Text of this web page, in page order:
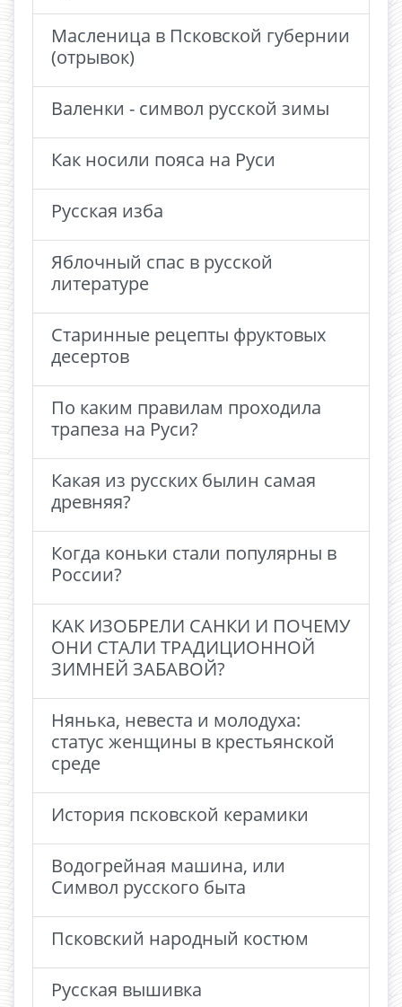
Масленица в Псковской губернии
(отрывок)
Валенки - символ русской зимы
Как носили пояса на Руси
Русская изба
Яблочный спас в русской
литературе
Старинные рецепты фруктовых
десертов
По каким правилам проходила
трапеза на Руси?
Какая из русских былин самая
древняя?
Когда коньки стали популярны в
России?
КАК ИЗОБРЕЛИ САНКИ И ПОЧЕМУ
ОНИ СТАЛИ ТРАДИЦИОННОЙ
ЗИМНЕЙ ЗАБАВОЙ?
Нянька, невеста и молодуха:
статус женщины в крестьянской
среде
История псковской керамики
Водогрейная машина, или
Символ русского быта
Псковский народный костюм
Русская вышивка